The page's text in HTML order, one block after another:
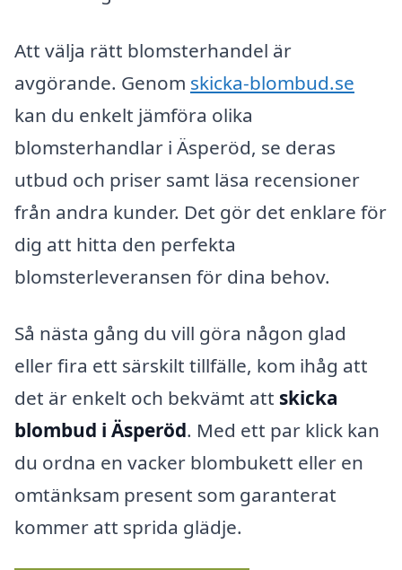
Att välja rätt blomsterhandel är
avgörande. Genom skicka-blombud.se
kan du enkelt jämföra olika
blomsterhandlar i Äsperöd, se deras
utbud och priser samt läsa recensioner
från andra kunder. Det gör det enklare för
dig att hitta den perfekta
blomsterleveransen för dina behov.
Så nästa gång du vill göra någon glad
eller fira ett särskilt tillfälle, kom ihåg att
det är enkelt och bekvämt att skicka
blombud i Äsperöd. Med ett par klick kan
du ordna en vacker blombukett eller en
omtänksam present som garanterat
kommer att sprida glädje.